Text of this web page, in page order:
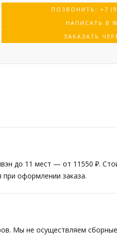
ПОЗВОНИТЬ: +7
НАПИСАТЬ В
ЗАКАЗАТЬ
до 11 мест — от 11550 ₽.
оформлении заказа.
Мы не осуществляем